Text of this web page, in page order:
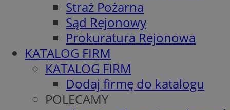
Straż Pożarna
Sąd Rejonowy
Prokuratura Rejonowa
KATALOG FIRM
KATALOG FIRM
Dodaj firmę do katalogu
POLECAMY